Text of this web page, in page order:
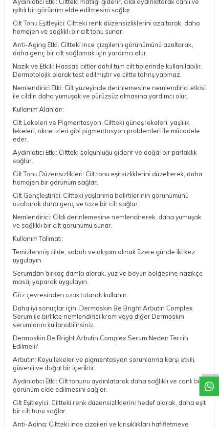
ışıltılı bir görünüm elde edilmesini sağlar.
Cilt Tonu Eşitleyici: Ciltteki renk düzensizliklerini azaltarak, daha
homojen ve sağlıklı bir cilt tonu sunar.
Anti-Aging Etki: Ciltteki ince çizgilerin görünümünü azaltarak,
daha genç bir cilt sağlamak için yardımcı olur.
Nazik ve Etkili: Hassas ciltler dahil tüm cilt tiplerinde kullanılabilir.
Dermotolojik olarak test edilmiştir ve ciltte tahriş yapmaz.
Nemlendirici Etki: Cilt yüzeyinde derinlemesine nemlendirici etkisi
ile cildin daha yumuşak ve pürüzsüz olmasına yardımcı olur.
Kullanım Alanları:
Cilt Lekeleri ve Pigmentasyon: Ciltteki güneş lekeleri, yaşlılık
lekeleri, akne izleri gibi pigmentasyon problemleri ile mücadele
eder.
Aydınlatıcı Etki: Ciltteki solgunluğu giderir ve doğal bir parlaklık
sağlar.
Cilt Tonu Düzensizlikleri: Cilt tonu eşitsizliklerini düzelterek, daha
homojen bir görünüm sağlar.
Cilt Gençleştirici: Ciltteki yaşlanma belirtilerinin görünümünü
azaltarak daha genç ve taze bir cilt sağlar.
Nemlendirici: Cildi derinlemesine nemlendirerek, daha yumuşak
ve sağlıklı bir cilt görünümü sunar.
Kullanım Talimatı:
Temizlenmiş cilde, sabah ve akşam olmak üzere günde iki kez
uygulayın.
Serumdan birkaç damla alarak, yüz ve boyun bölgesine nazikçe
masaj yaparak uygulayın.
Göz çevresinden uzak tutarak kullanın.
Daha iyi sonuçlar için, Dermoskin Be Bright Arbutin Complex
Serum ile birlikte nemlendirici krem veya diğer Dermoskin
serumlarını kullanabilirsiniz.
Dermoskin Be Bright Arbutin Complex Serum Neden Tercih
Edilmeli?
Arbutin: Koyu lekeler ve pigmentasyon sorunlarına karşı etkili,
güvenli ve doğal bir içeriktir.
Aydınlatıcı Etki: Cilt tonunu aydınlatarak daha sağlıklı ve canlı bir
görünüm elde edilmesini sağlar.
Cilt Eşitleyici: Ciltteki renk düzensizliklerini hedef alarak, daha eşit
bir cilt tonu sağlar.
Anti-Aging: Ciltteki ince çizgileri ve kırışıklıkları hafifletmeye